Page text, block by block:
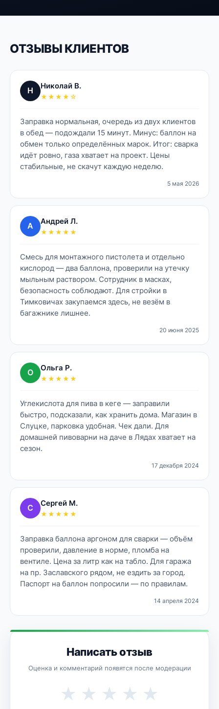
ОТЗЫВЫ КЛИЕНТОВ
Н Николай В.
★★★★☆
Заправка нормальная, очередь из двух клиентов
в обед — подождали 15 минут. Минус: баллон на
обмен только определённых марок. Итог: сварка
идёт ровно, газа хватает на проект. Цены
стабильные, не скачут каждую неделю.
5 мая 2026
А Андрей Л.
★★★★★
Смесь для монтажного пистолета и отдельно
кислород — два баллона, проверили на утечку
мыльным раствором. Сотрудник в масках,
безопасность соблюдают. Для стройки в
Тимковичах закупаемся здесь, не везём в
багажнике лишнее.
20 июня 2025
О Ольга Р.
★★★★★
Углекислота для пива в кеге — заправили
быстро, подсказали, как хранить дома. Магазин в
Слуцке, парковка удобная. Чек дали. Для
домашней пивоварни на даче в Лядах хватает на
сезон.
17 декабря 2024
С Сергей М.
★★★★★
Заправка баллона аргоном для сварки — объём
проверили, давление в норме, пломба на
вентиле. Цена за литр как на табло. Для гаража
на пр. Заславского рядом, не ездить за город.
Паспорт на баллон попросили — по правилам.
14 апреля 2024
Написать отзыв
Оценка и комментарий появятся после модерации
★
★
★
★
★